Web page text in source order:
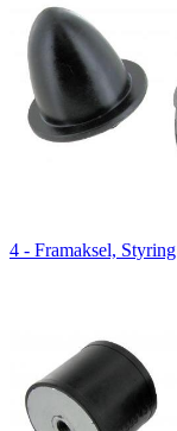
4 - Framaksel, Styring